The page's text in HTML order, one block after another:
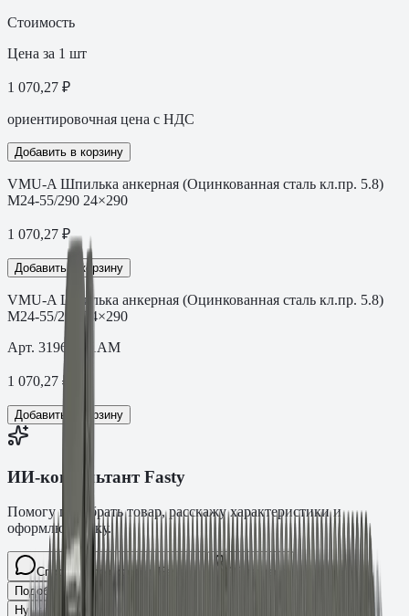
Стоимость
Цена за 1 шт
1 070,27 ₽
ориентировочная цена с НДС
Добавить в корзину
VMU-A Шпилька анкерная (Оцинкованная сталь кл.пр. 5.8)
M24-55/290 24×290
1 070,27 ₽
Добавить в корзину
VMU-A Шпилька анкерная (Оцинкованная сталь кл.пр. 5.8)
M24-55/290 24×290
Арт. 31960101AM
1 070,27 ₽
Добавить в корзину
ИИ-консультант Fasty
Помогу подобрать товар, расскажу характеристики и
оформлю заявку.
Спросите про крепёж Fasty…
Разговор
Подобрать размер
Нужен ТС/ТО